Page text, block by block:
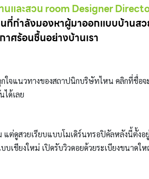
นและสวน room Designer
นที่กำลังมองหาผู้มาออกแบบบ้านส
าศร้อนชื้นอย่างบ้านเรา
จแนวทางของสถาปนิกบริษัทไหน คลิกที่ชื่อจ
ด้เลย
แต่ดูสวยเรียบแบบโมเดิร์นทรอปิคัลหลังนี้ตั้
บเชียงใหม่ เปิดรับวิวดอยด้วยระเบียงขนา